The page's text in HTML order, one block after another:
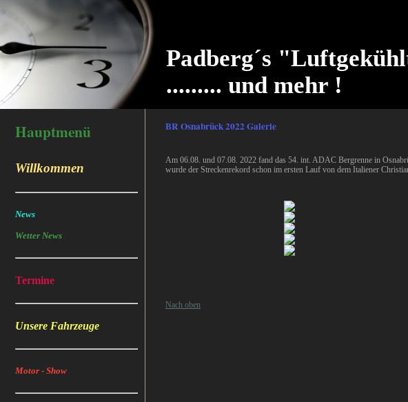
Padberg´s
......... und mehr !
Hauptmenü
Willkommen
News
Wetter News
Termine
Unsere Fahrzeuge
Motor - Show
BR Osnabrück 2022 Galerie
Am 06.08. und 07.08. 2022 fand das 54. int. ADAC Bergrenne in
wurde der Streckenrekord schon im ersten Lauf von dem Italiener
Nach oben